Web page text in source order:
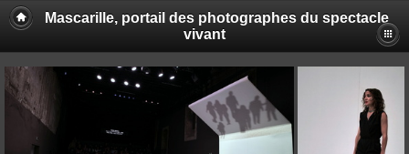
Mascarille, portail des photographes du spectacle
vivant